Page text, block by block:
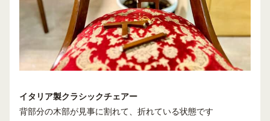
イタリア製クラシックチェアー
背部分の木部が見事に割れて、折れている状態です